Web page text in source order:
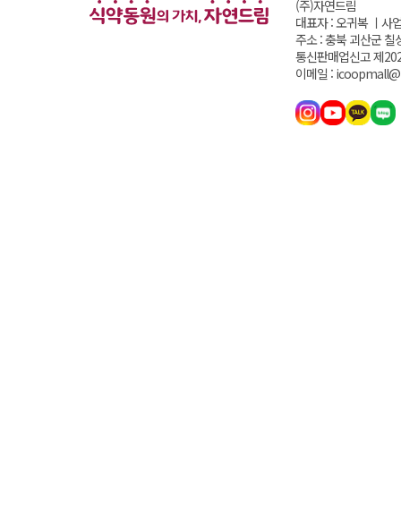
(주)자연드림
대표자 : 오귀복 ㅣ 사
주소 : 충북 괴산군 칠
통신판매업신고 제
이메일 :